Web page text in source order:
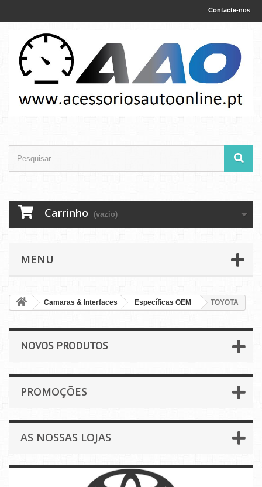
Contacte-nos
Carrinho (vazio)
MENU
Camaras & Interfaces Específicas OEM TOYOTA
NOVOS PRODUTOS
PROMOÇÕES
AS NOSSAS LOJAS